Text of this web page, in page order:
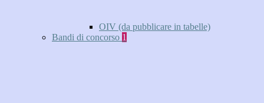
OIV (da pubblicare in tabelle)
Bandi di concorso 1